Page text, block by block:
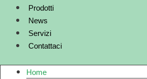
Prodotti
News
Servizi
Contattaci
Home